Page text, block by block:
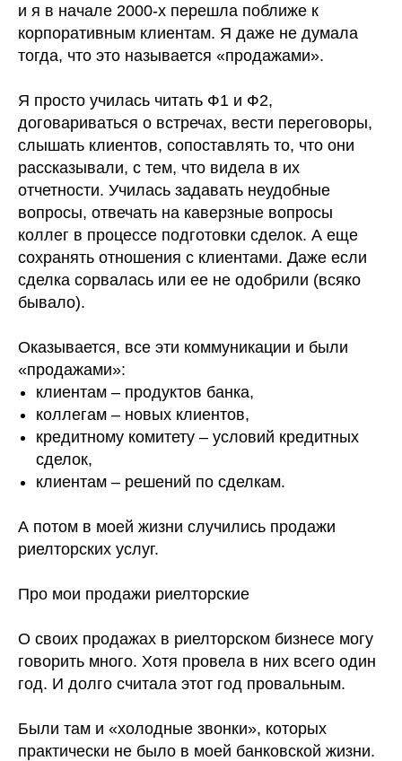
и я в начале 2000-х перешла поближе к
корпоративным клиентам. Я даже не думала
тогда, что это называется «продажами».
Я просто училась читать Ф1 и Ф2,
договариваться о встречах, вести переговоры,
слышать клиентов, сопоставлять то, что они
рассказывали, с тем, что видела в их
отчетности. Училась задавать неудобные
вопросы, отвечать на каверзные вопросы
коллег в процессе подготовки сделок. А еще
сохранять отношения с клиентами. Даже если
сделка сорвалась или ее не одобрили (всяко
бывало).
Оказывается, все эти коммуникации и были
«продажами»:
клиентам – продуктов банка,
коллегам – новых клиентов,
кредитному комитету – условий кредитных
сделок,
клиентам – решений по сделкам.
А потом в моей жизни случились продажи
риелторских услуг.
Про мои продажи риелторские
О своих продажах в риелторском бизнесе могу
говорить много. Хотя провела в них всего один
год. И долго считала этот год провальным.
Были там и «холодные звонки», которых
практически не было в моей банковской жизни.